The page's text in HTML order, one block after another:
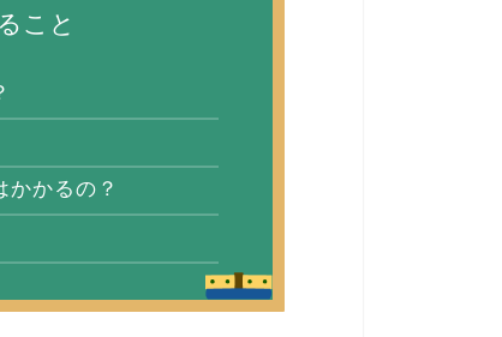
こと
かかるの？